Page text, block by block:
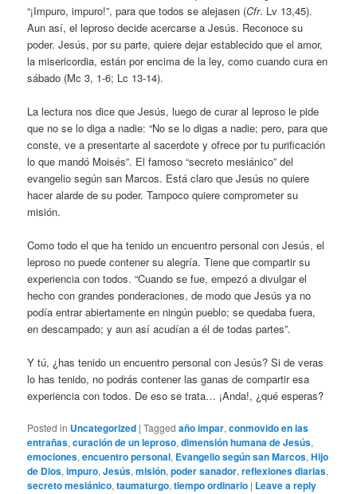
“¡Impuro, impuro!”, para que todos se alejasen (Cfr. Lv 13,45).
Aun así, el leproso decide acercarse a Jesús. Reconoce su
poder. Jesús, por su parte, quiere dejar establecido que el amor,
la misericordia, están por encima de la ley, como cuando cura en
sábado (Mc 3, 1-6; Lc 13-14).
La lectura nos dice que Jesús, luego de curar al leproso le pide
que no se lo diga a nadie: “No se lo digas a nadie; pero, para que
conste, ve a presentarte al sacerdote y ofrece por tu purificación
lo que mandó Moisés”. El famoso “secreto mesiánico” del
evangelio según san Marcos. Está claro que Jesús no quiere
hacer alarde de su poder. Tampoco quiere comprometer su
misión.
Como todo el que ha tenido un encuentro personal con Jesús, el
leproso no puede contener su alegría. Tiene que compartir su
experiencia con todos. “Cuando se fue, empezó a divulgar el
hecho con grandes ponderaciones, de modo que Jesús ya no
podía entrar abiertamente en ningún pueblo; se quedaba fuera,
en descampado; y aun así acudían a él de todas partes”.
Y tú, ¿has tenido un encuentro personal con Jesús? Si de veras
lo has tenido, no podrás contener las ganas de compartir esa
experiencia con todos. De eso se trata… ¡Anda!, ¿qué esperas?
Posted in Uncategorized |Tagged año impar,conmovido en las
entrañas,curación de un leproso,dimensión humana de Jesús,
emociones,encuentro personal, Evangelio según san Marcos,Hijo
de Dios,impuro,Jesús,misión,poder sanador,reflexiones diarias,
secreto mesiánico,taumaturgo,tiempo ordinario | Leave a reply